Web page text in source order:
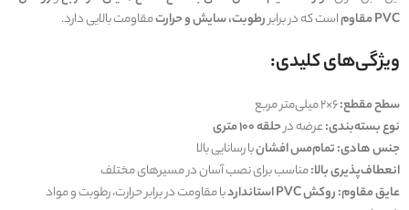
PVC مقاوم
است که در برابررطوبت، سایش و حرارتمقاومت بالایی دارد.
ویژگی‌های کلیدی:
سطح مقطع:
نوع بسته‌بندی:عرضه درحلقه 100 متری
جنس هادی:تمام‌مس افشانبا رسانایی بالا
انعطاف‌پذیری بالا:مناسب برای نصب آسان در مسیرهای مختلف
عایق مقاوم:روکش PVC استاندارد
با مقاومت در برابر حرارت، رطوبت و مواد